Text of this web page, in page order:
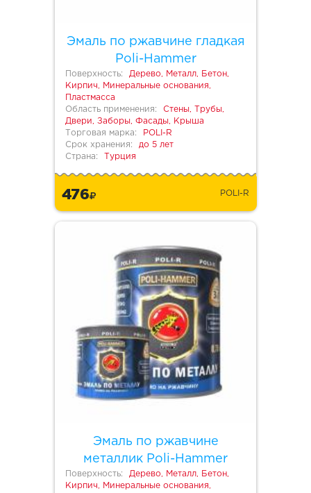
Эмаль по ржавчине гладкая
Poli-Hammer
Поверхность:
Дерево, Металл, Бетон,
Кирпич, Минеральные основания,
Пластмасса
Область применения:
Стены, Трубы,
Двери, Заборы, Фасады, Крыша
Торговая марка:
POLI-R
Срок хранения:
до 5 лет
Страна:
Турция
476 POLI-R
Эмаль по ржавчине
металлик Poli-Hammer
Поверхность:
Дерево, Металл, Бетон,
Кирпич, Минеральные основания,